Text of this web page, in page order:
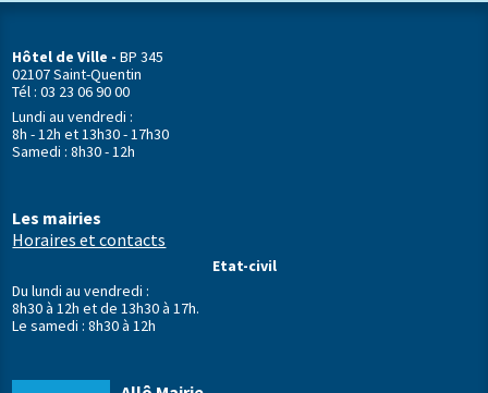
Hôtel de Ville - BP 345
02107 Saint-Quentin
Tél : 03 23 06 90 00
Lundi au vendredi :
8h - 12h et 13h30 - 17h30
Samedi : 8h30 - 12h
Les mairies
Horaires et contacts
Etat-civil
Du lundi au vendredi :
8h30 à 12h et de 13h30 à 17h.
Le samedi : 8h30 à 12h